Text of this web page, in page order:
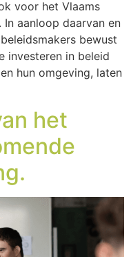
voor het Vlaams
aanloop daarvan en
bewust
investeren in beleid
hun omgeving, laten
het